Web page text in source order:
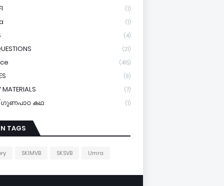
(1)
(1)
(4)
(21)
(415)
(9)
MATERIALS (7)
ഗുണപാഠ കഥ (1)
TAGS
SKIMVB SKSVB Umra